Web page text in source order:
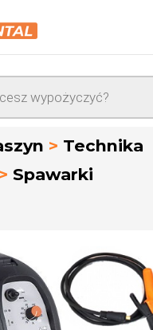
> Technika
> Spawarki